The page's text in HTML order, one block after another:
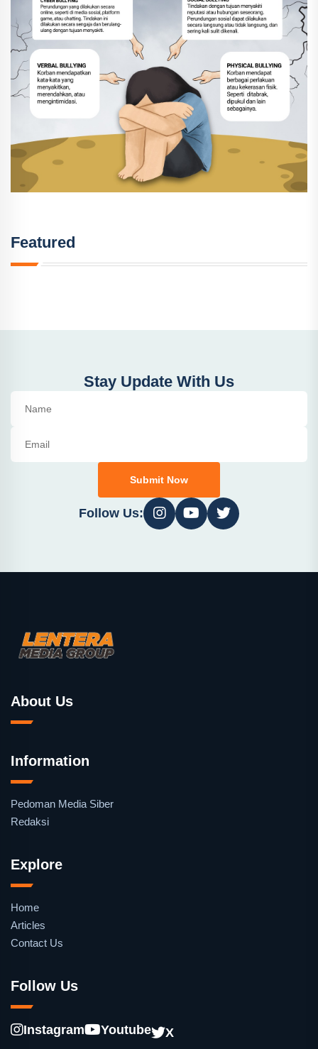
Featured
Stay Update With Us
Submit Now
Follow Us:
About Us
Information
Pedoman Media Siber
Redaksi
Explore
Home
Articles
Contact Us
Follow Us
Instagram Youtube X